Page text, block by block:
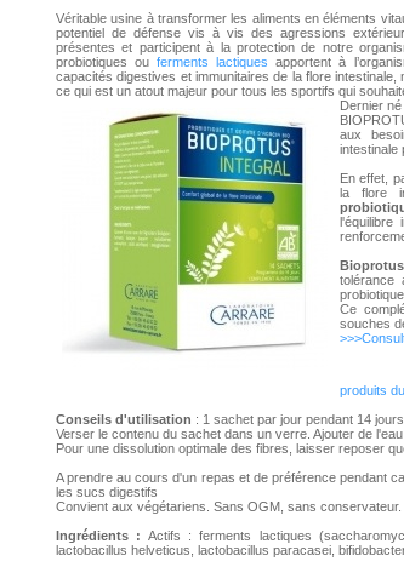
Véritable usine à transformer les aliments en éléments
potentiel de défense vis à vis des agressions
présentes et participent à la protection de notre
probiotiques ouferments lactiques apportent à
capacités digestives et immunitaires de la flore intestinale,
ce qui est un atout majeur pour tous les sportifs qui
Dernier
aux
intestinale
En effet,
la flore
l'équilibre
tolérance
Ce
souches
produits
Conseils d'utilisation : 1 sachet par jour pendant 14 jours.
Verser le contenu du sachet dans un verre. Ajouter de
Pour une dissolution optimale des fibres, laisser reposer
A prendre au cours d'un repas et de préférence pendant
les sucs digestifs
Convient aux végétariens. Sans OGM, sans conservateur.
Ingrédients : Actifs : ferments lactiques
lactobacillus helveticus, lactobacillus paracasei,